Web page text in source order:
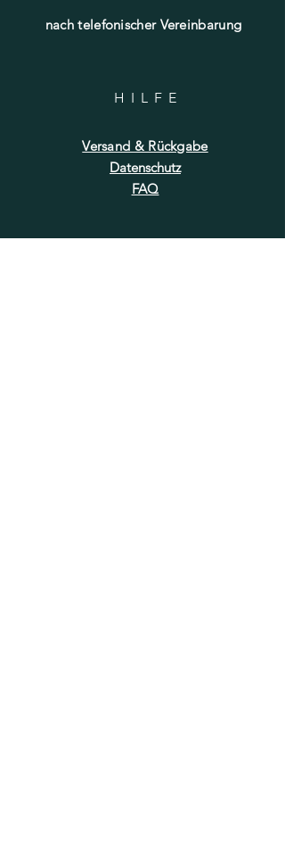
nach telefonischer Vereinbarung
HILF E
Versand & Rückgabe
Datenschutz
FAQ